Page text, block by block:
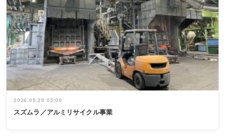
2026.05.29 05:00
スズムラ／アルミリサイクル事業